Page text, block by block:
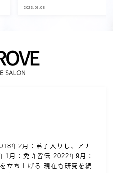
2023.05.08
年2月：弟子入りし、アナ
1月：免許皆伝 2022年9月：
立ち上げる 現在も研究を続